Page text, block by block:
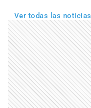
Ver todas las noticias